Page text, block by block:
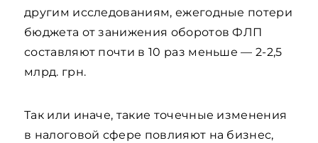
другим исследованиям, ежегодные потери
бюджета от занижения оборотов ФЛП
составляют почти в 10 раз меньше — 2-2,5
млрд. грн.
Так или иначе, такие точечные изменения
в налоговой сфере повлияют на бизнес,